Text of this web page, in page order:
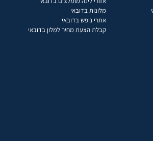
מלונות בדובאי
אתרי נופש בדובאי
קבלת הצעת מחיר למלון בדובאי